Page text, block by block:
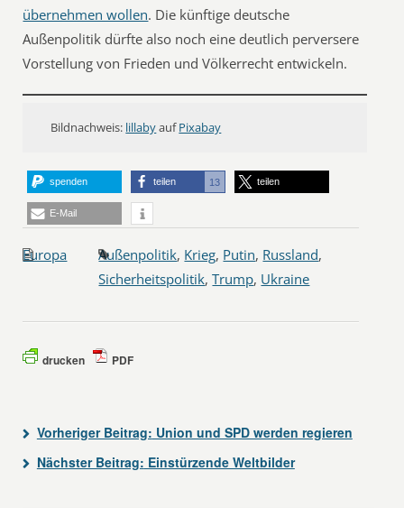
übernehmen wollen. Die künftige deutsche
Außenpolitik dürfte also noch eine deutlich perversere
Vorstellung von Frieden und Völkerrecht entwickeln.
Bildnachweis: lillabyaufPixabay
spenden teilen 13 teilen
E-Mail
Europa Außenpolitik, Krieg, Putin, Russland,
Sicherheitspolitik,Trump, Ukraine
drucken PDF
Vorheriger Beitrag: Union und SPD werden regieren
Nächster Beitrag: Einstürzende Weltbilder